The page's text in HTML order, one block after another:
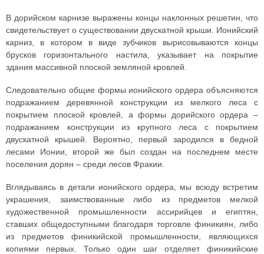
В дорийском карнизе выражены концы наклонных решетин, что
свидетельствует о существовании двускатной крыши. Ионийский
карниз, в котором в виде зубчиков вырисовываются концы
брусков горизонтального настила, указывает на покрытие
здания массивной плоской земляной кровлей.
Следовательно общие формы ионийского ордера объясняются
подражанием деревянной конструкции из мелкого леса с
покрытием плоской кровлей, а формы дорийского ордера –
подражанием конструкции из крупного леса с покрытием
двускатной крышей. Вероятно, первый зародился в бедной
лесами Ионии, второй же был создан на последнем месте
поселения дорян – среди лесов Фракии.
Вглядываясь в детали ионийского ордера, мы всюду встретим
украшения, заимствованные либо из предметов мелкой
художественной промышленности ассирийцев и египтян,
ставших общедоступными благодаря торговле финикиян, либо
из предметов финикийской промышленности, являющихся
копиями первых. Только один шаг отделяет финикийские